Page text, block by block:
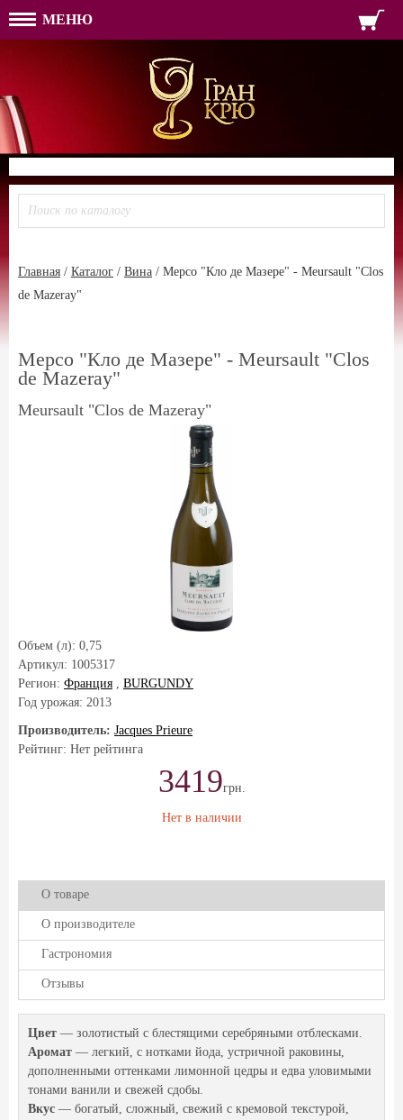
МЕНЮ
ПАРОЛЬ
ФОРМА ОБРАТНОЙ
ТЕЛЕФОН:
ИМЯ
ПАРОЛЬ
Главная / Каталог / Вина / Мерсо "Кло де Мазeре" - Meursault "Clos
de Mazeray"
Мерсо "Кло де Мазeре" - Meursault "Clos
de Mazeray"
Meursault "Clos de Mazeray"
Объем (л): 0,75
Артикул: 1005317
Регион: Франция , BURGUNDY
Год урожая: 2013
Производитель: Jacques Prieure
Рейтинг: Нет рейтинга
3419грн.
Нет в наличии
О товаре
О производителе
Гастрономия
Отзывы
Цвет — золотистый с блестящими серебряными отблесками.
Аромат — легкий, с нотками йода, устричной раковины,
дополненными оттенками лимонной цедры и едва уловимыми
тонами ванили и свежей сдобы.
Вкус — богатый, сложный, свежий с кремовой текстурой,